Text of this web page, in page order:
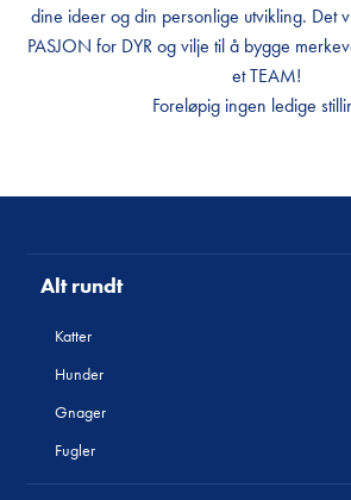
dine ideer og din personlige utvikling. Det
PASJON for DYR og vilje til å bygge
et TEAM!
Foreløpig ingen ledige
Alt rundt
Katter
Hunder
Gnager
Fugler